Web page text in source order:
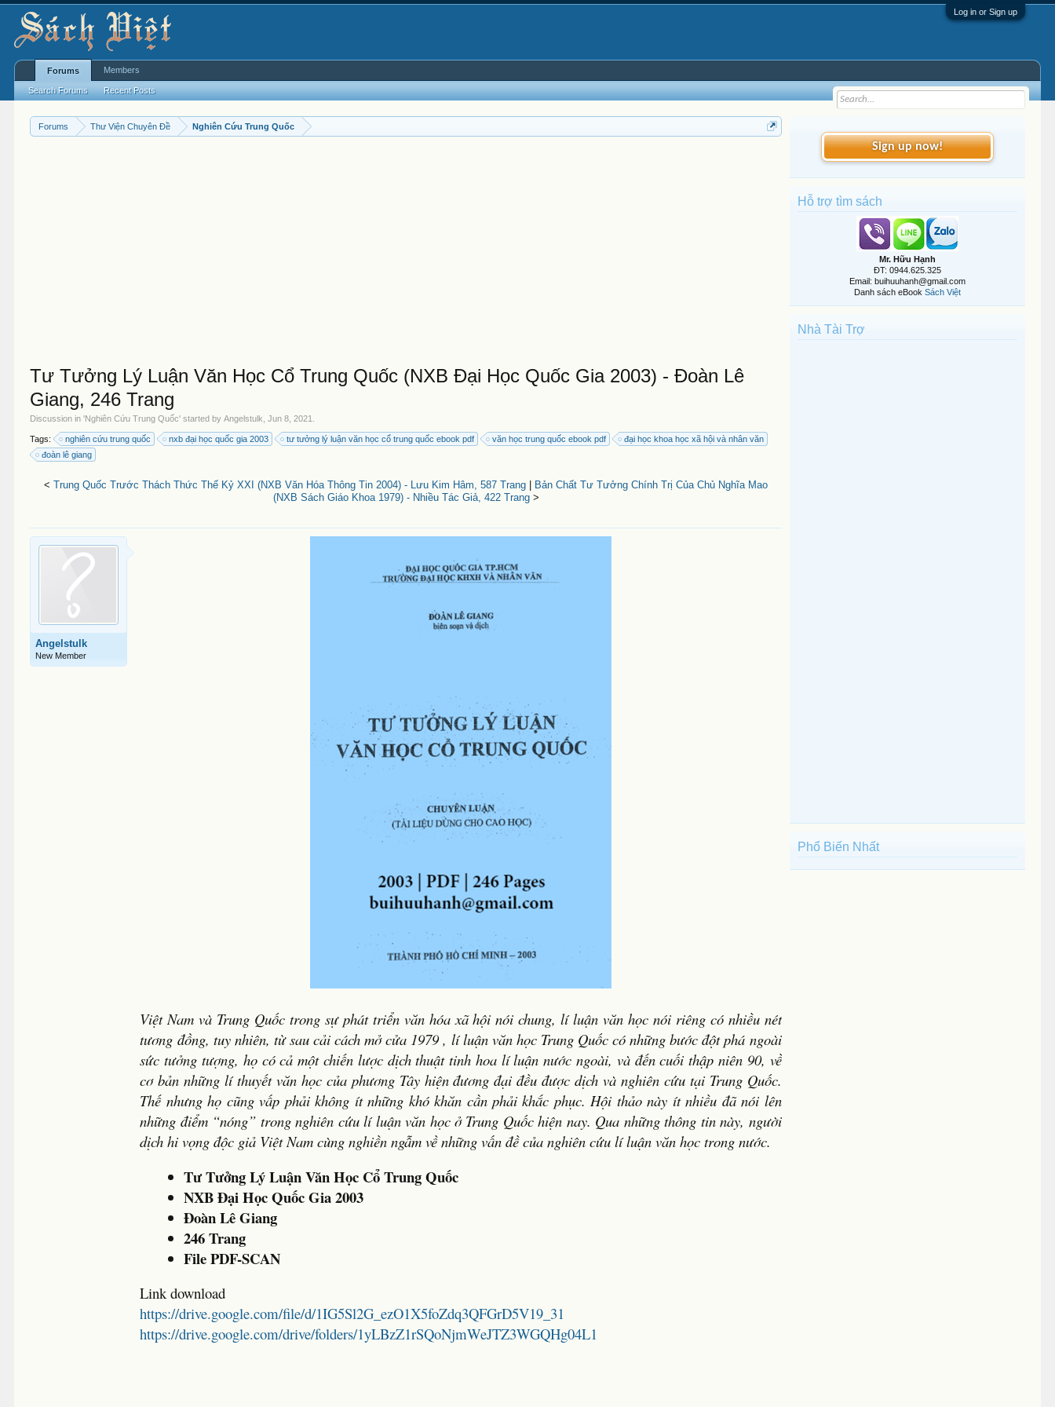
Log in or Sign up
Forums Thư Viện Chuyên Đề Nghiên Cứu Trung Quốc
Tư Tưởng Lý Luận Văn Học Cổ Trung Quốc (NXB Đại Học Quốc Gia 2003) - Đoàn Lê
Giang, 246 Trang
Discussion in 'Nghiên Cứu Trung Quốc' started byAngelstulk ,Jun 8, 2021
Tags: nghiên cứu trung quốc nxb đại học quốc gia 2003 tư tưởng lý luận văn học cổ trung quốc ebook pdf văn học trung quốc ebook pdf
đại học khoa học xã hội và nhân văn
đoàn lê giang
< Trung Quốc Trước Thách Thức Thế Kỷ XXI (NXB Văn Hóa Thông Tin 2004) - Lưu Kim Hâm, 587 Trang
Bản Chất Tư Tưởng Chính Trị Của Chủ Nghĩa Mao
(NXB Sách Giáo Khoa 1979) - Nhiều Tác Giả, 422 Trang>
Angelstulk
New Member
Việt Nam và Trung Quốc trong sự phát triển văn hóa xã hội nói chung, lí luận văn học nói riêng có nhiều nét
tương đồng, tuy nhiên, từ sau cải cách mở cửa 1979 , lí luận văn học Trung Quốc có những bước đột phá ngoài
sức tưởng tượng, họ có cả một chiến lược dịch thuật tinh hoa lí luận nước ngoài, và đến cuối thập niên 90, về
cơ bản những lí thuyết văn học của phương Tây hiện đương đại đều được dịch và nghiên cứu tại Trung Quốc.
Thế nhưng họ cũng vấp phải không ít những khó khăn cần phải khắc phục. Hội thảo này ít nhiều đã nói lên
những điểm “nóng” trong nghiên cứu lí luận văn học ở Trung Quốc hiện nay. Qua những thông tin này, người
dịch hi vọng độc giả Việt Nam cùng nghiền ngẫm về những vấn đề của nghiên cứu lí luận văn học trong nước.
Tư Tưởng Lý Luận Văn Học Cổ Trung Quốc
NXB Đại Học Quốc Gia 2003
Đoàn Lê Giang
246 Trang
File PDF-SCAN
Link download
https://drive.google.com/file/d/1IG5Sl2G_ezO1X5foZdq3QFGrD5V19_31
https://drive.google.com/drive/folders/1yLBzZ1rSQoNjmWeJTZ3WGQHg04L1
Sign up now!
Hỗ trợ tìm sách
Mr. Hữu Hạnh
ĐT: 0944.625.325
Email: buihuuhanh@gmail.com
Danh sách eBook Sách Việt
Nhà Tài Trợ
Phổ Biến Nhất
Forums
Search Forums Recent Posts
Members